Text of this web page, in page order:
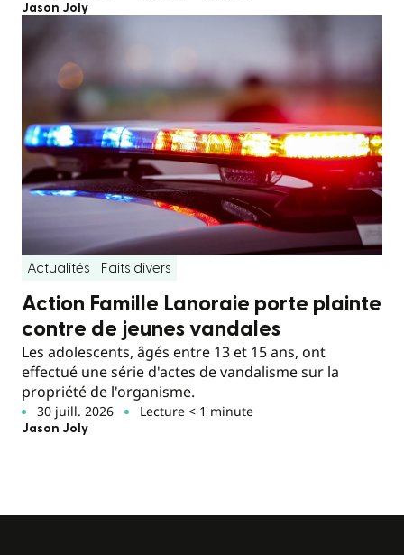
Jason Joly
Actualités Faits divers
Action Famille Lanoraie porte plainte
contre de jeunes vandales
Les adolescents, âgés entre 13 et 15 ans, ont
effectué une série d'actes de vandalisme sur la
propriété de l'organisme.
30 juill. 2026 Lecture < 1 minute
Jason Joly